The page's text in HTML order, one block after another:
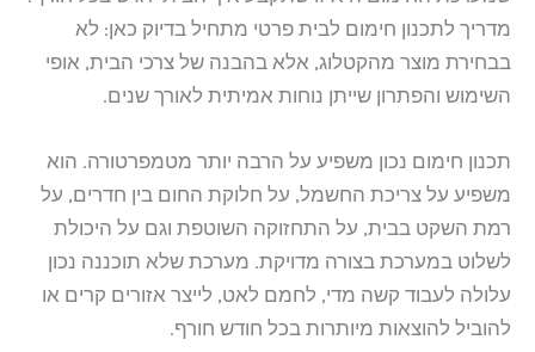
מדריך לתכנון חימום לבית פרטי מתחיל בדיוק כאן: לא
בבחירת מוצר מהקטלוג, אלא בהבנה של צרכי הבית, אופי
השימוש והפתרון שייתן נוחות אמיתית לאורך שנים.
תכנון חימום נכון משפיע על הרבה יותר מטמפרטורה. הוא
משפיע על צריכת החשמל, על חלוקת החום בין חדרים, על
רמת השקט בבית, על התחזוקה השוטפת וגם על היכולת
לשלוט במערכת בצורה מדויקת. מערכת שלא תוכננה נכון
עלולה לעבוד קשה מדי, לחמם לאט, לייצר אזורים קרים או
להוביל להוצאות מיותרות בכל חודש חורף.